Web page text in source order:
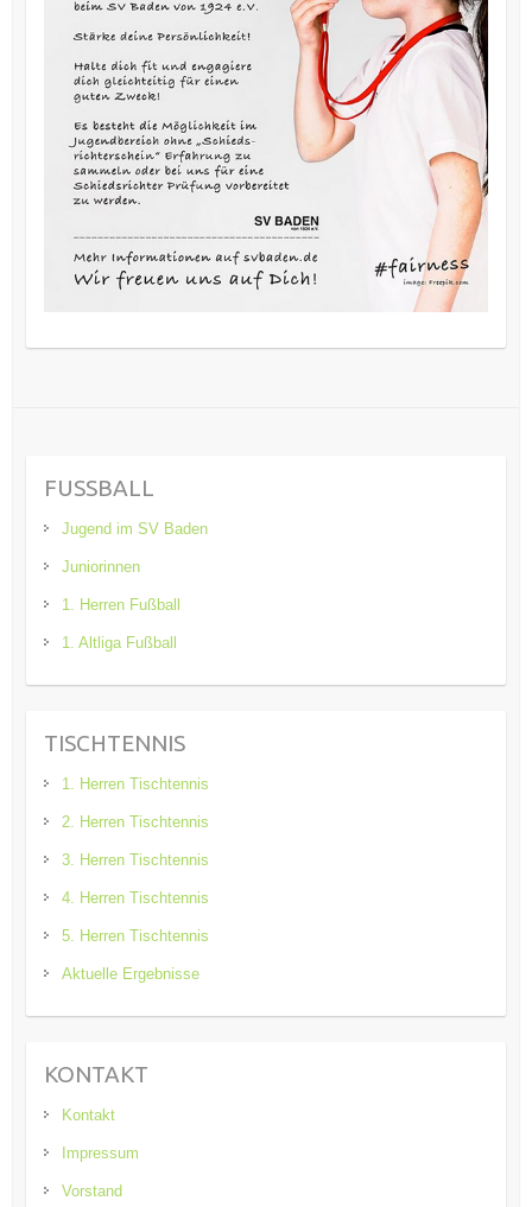
FUSSBALL
Jugend im SV Baden
Juniorinnen
1. Herren Fußball
1. Altliga Fußball
TISCHTENNIS
1. Herren Tischtennis
2. Herren Tischtennis
3. Herren Tischtennis
4. Herren Tischtennis
5. Herren Tischtennis
Aktuelle Ergebnisse
KONTAKT
Kontakt
Impressum
Vorstand